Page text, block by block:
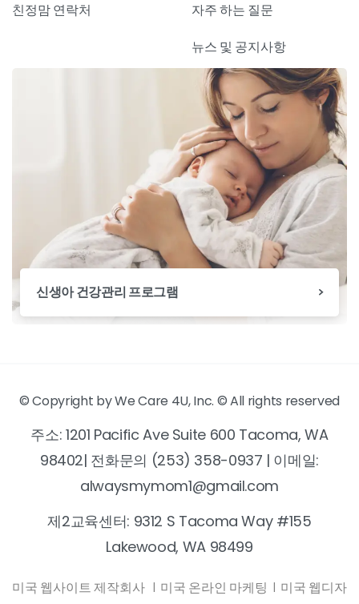
친정맘 연락처 자주 하는 질문
뉴스 및 공지사항
신생아 건강관리 프로그램
© Copyright by We Care 4U, Inc. © All rights reserved
주소: 1201 Pacific Ave Suite 600 Tacoma, WA
98402| 전화문의 (253) 358-0937 | 이메일:
alwaysmymom1@gmail.com
제2교육센터: 9312 S Tacoma Way #155
Lakewood, WA 98499
미국 웹사이트 제작회사 | 미국 온라인 마케팅 | 미국 웹디자